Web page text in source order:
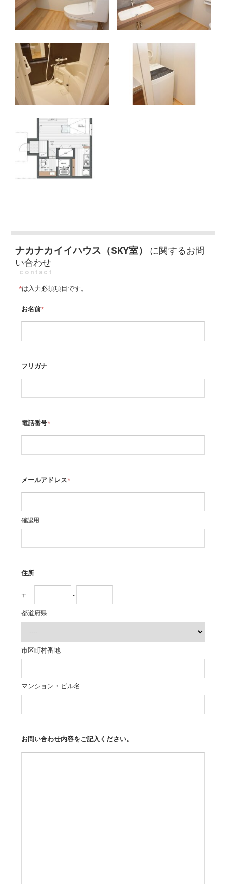
ナカナカイイハウス（SKY室）
に関するお問
い合わせ
contact
*は入力必須項目です。
お名前*
フリガナ
電話番号*
メールアドレス*
確認用
住所
〒 -
都道府県
市区町村番地
マンション・ビル名
お問い合わせ内容をご記入ください。